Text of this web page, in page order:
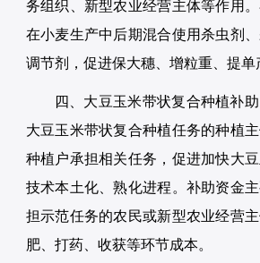
务组织、新型农业经营主体等作用
在小麦生产中后期混合使用杀虫剂
调节剂，促进保大穗、增粒重、提单
四、大豆玉米带状复合种植补
大豆玉米带状复合种植任务的种植
种植户承担相关任务，促进加快大
技术本土化、熟化进程。补助资金
担示范任务的农民或新型农业经营
肥、打药、收获等环节成本。